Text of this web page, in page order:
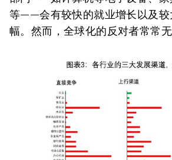
等——会有较快的就业增长以及较
幅。然而，全球化的反对者常常无